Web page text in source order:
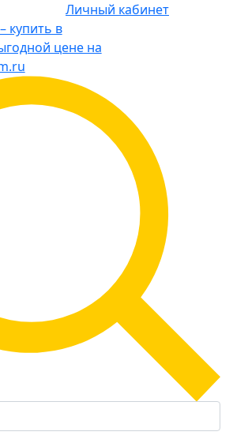
Личный кабинет